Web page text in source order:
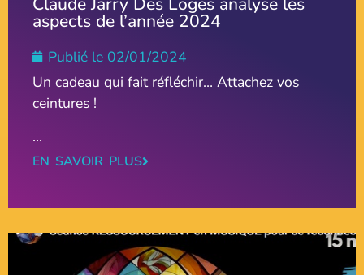
aspects de l’année 2024
Publié le 02/01/2024
Un cadeau qui fait réfléchir… Attachez vos
ceintures !
...
EN SAVOIR PLUS